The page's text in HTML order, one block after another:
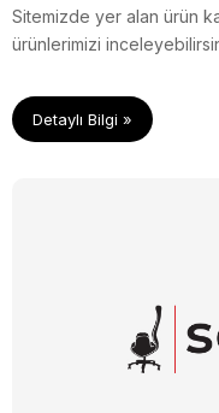
Sitemizde yer alan ürün
ürünlerimizi
Detaylı Bilgi »